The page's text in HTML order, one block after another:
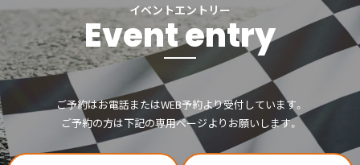
イベントエントリー
Event entry
ご予約はお電話またはWEB予約より受付しています。
ご予約の方は下記の専用ページよりお願いします。